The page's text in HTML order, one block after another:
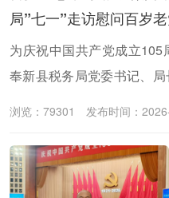
局”七一”走访慰问百岁
为庆祝中国共产党成立
奉新县税务局党委书记、局
浏览：79301 发布时间：